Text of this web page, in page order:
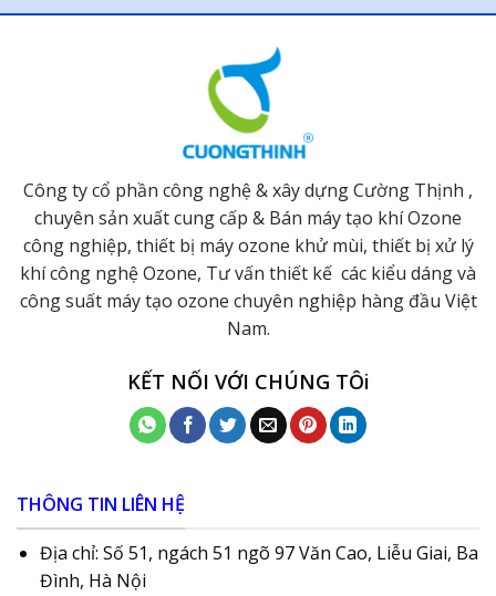
Công ty cổ phần công nghệ & xây dựng Cường Thịnh ,
chuyên sản xuất cung cấp & Bán máy tạo khí Ozone
công nghiệp, thiết bị máy ozone khử mùi, thiết bị xử lý
khí công nghệ Ozone, Tư vấn thiết kế các kiểu dáng và
công suất máy tạo ozone chuyên nghiệp hàng đầu Việt
Nam.
KẾT NỐI VỚI CHÚNG TÔi
THÔNG TIN LIÊN HỆ
Địa chỉ: Số 51, ngách 51 ngõ 97 Văn Cao, Liễu Giai, Ba
Đình, Hà Nội